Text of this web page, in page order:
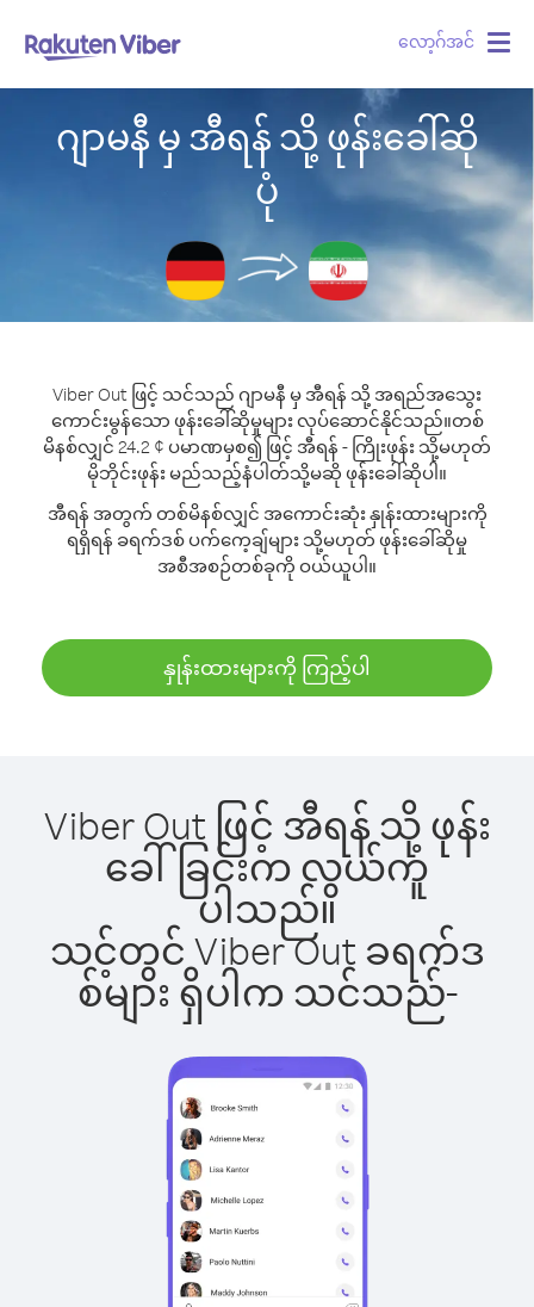
လော့ဂ်အင်
ဂျာမနီ မှ အီရန် သို့ ဖုန်းခေါ်ဆို
ပုံ
Viber Out ဖြင့် သင်သည် ဂျာမနီ မှ အီရန် သို့ အရည်အသွေး
ကောင်းမွန်သော ဖုန်းခေါ်ဆိုမှုများ လုပ်ဆောင်နိုင်သည်။တစ်
မိနစ်လျှင် 24.2 ¢ ပမာဏမှစ၍ ဖြင့် အီရန် - ကြိုးဖုန်း သို့မဟုတ်
မိုဘိုင်းဖုန်း မည်သည့်နံပါတ်သို့မဆို ဖုန်းခေါ်ဆိုပါ။
အီရန် အတွက် တစ်မိနစ်လျှင် အကောင်းဆုံး နှုန်းထားများကို
ရရှိရန် ခရက်ဒစ် ပက်ကေ့ချ်များ သို့မဟုတ် ဖုန်းခေါ်ဆိုမှု
အစီအစဉ်တစ်ခုကို ဝယ်ယူပါ။
နှုန်းထားများကို ကြည့်ပါ
Viber Out ဖြင့် အီရန် သို့ ဖုန်း
ခေါ်ခြင်းက လွယ်ကူ
ပါသည်။
သင့်တွင် Viber Out ခရက်ဒ
စ်များ ရှိပါက သင်သည်-